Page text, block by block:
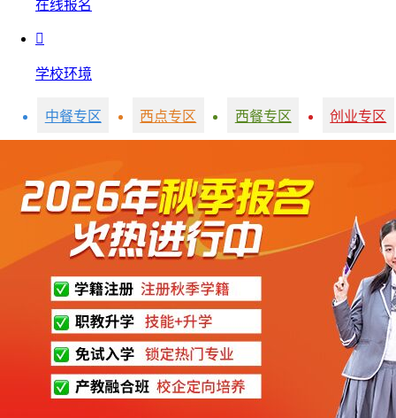
在线报名

学校环境
中餐专区 西点专区 西餐专区 创业专区